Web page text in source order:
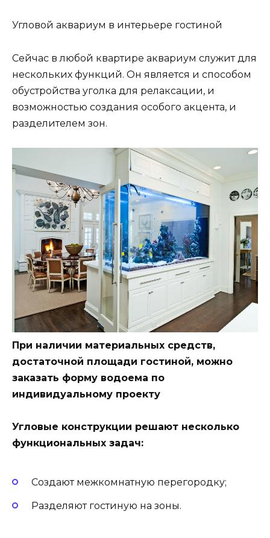
Угловой аквариум в интерьере гостиной
Сейчас в любой квартире аквариум служит для
нескольких функций. Он является и способом
обустройства уголка для релаксации, и
возможностью создания особого акцента, и
разделителем зон.
При наличии материальных средств,
достаточной площади гостиной, можно
заказать форму водоема по
индивидуальному проекту
Угловые конструкции решают несколько
функциональных задач:
Создают межкомнатную перегородку;
Разделяют гостиную на зоны.